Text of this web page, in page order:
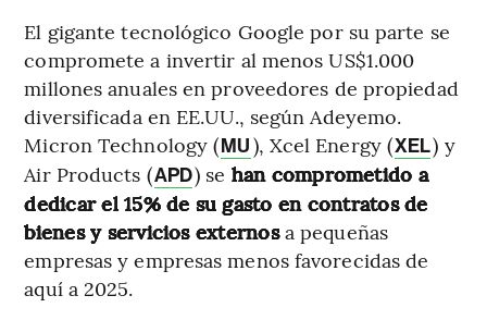
El gigante tecnológico Google por su parte se
compromete a invertir al menos US$1.000
millones anuales en proveedores de propiedad
diversificada en EE.UU., según Adeyemo.
Micron Technology (MU), Xcel Energy (XEL) y
Air Products (APD) se han comprometido a
dedicar el 15% de su gasto en contratos de
bienes y servicios externosa pequeñas
empresas y empresas menos favorecidas de
aquí a 2025.